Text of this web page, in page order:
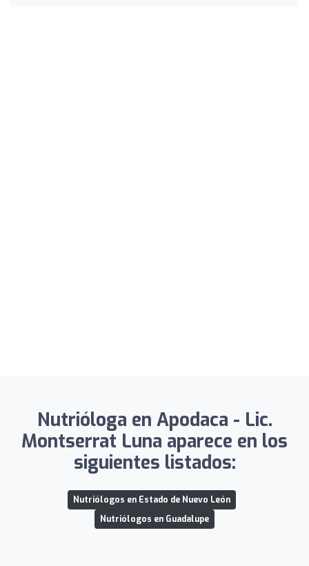
Nutrióloga en Apodaca - Lic.
Montserrat Luna aparece en los
siguientes listados:
Nutriólogos en Estado de Nuevo León
Nutriólogos en Guadalupe